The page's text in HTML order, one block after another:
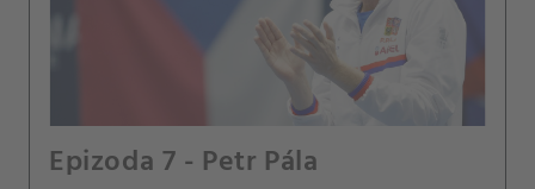
Epizoda 7 - Petr Pála